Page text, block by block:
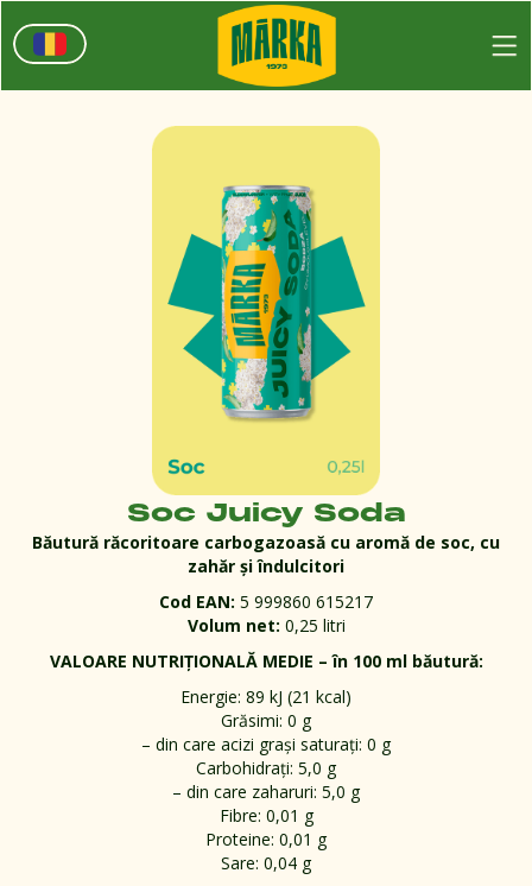
Soc Juicy Soda
Băutură răcoritoare carbogazoasă cu aromă de soc, cu
zahăr și îndulcitori
Cod EAN: 5 999860 615217
Volum net: 0,25 litri
VALOARE NUTRIȚIONALĂ MEDIE – în 100 ml băutură:
Energie: 89 kJ (21 kcal)
Grăsimi: 0 g
– din care acizi grași saturați: 0 g
Carbohidrați: 5,0 g
– din care zaharuri: 5,0 g
Fibre: 0,01 g
Proteine: 0,01 g
Sare: 0,04 g